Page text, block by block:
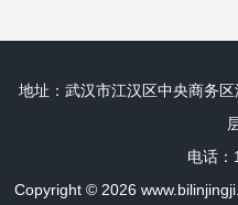
地址：武汉市江汉区中央商务
电话
Copyright © 2026